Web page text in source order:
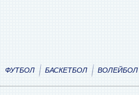
ФУТБОЛ БАСКЕТБОЛ ВОЛЕЙБОЛ